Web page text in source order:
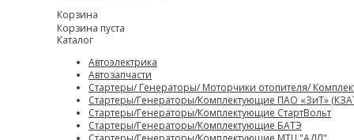
Корзина
Корзина пуста
Каталог
Автоэлектрика
Автозапчасти
Стартеры/ Генераторы/ Моторчики отопителя/
Стартеры/Генераторы/Комплектующие ПАО «ЗиТ»
Стартеры/Генераторы/Комплектующие СтартВольт
Стартеры/Генераторы/Комплектующие БАТЭ